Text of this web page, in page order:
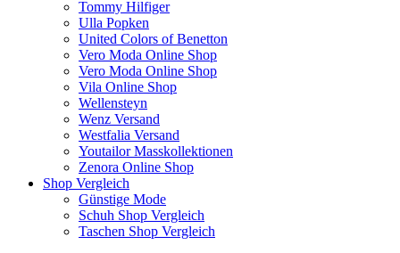
Tommy Hilfiger
Ulla Popken
United Colors of Benetton
Vero Moda Online Shop
Vero Moda Online Shop
Vila Online Shop
Wellensteyn
Wenz Versand
Westfalia Versand
Youtailor Masskollektionen
Zenora Online Shop
Shop Vergleich
Günstige Mode
Schuh Shop Vergleich
Taschen Shop Vergleich